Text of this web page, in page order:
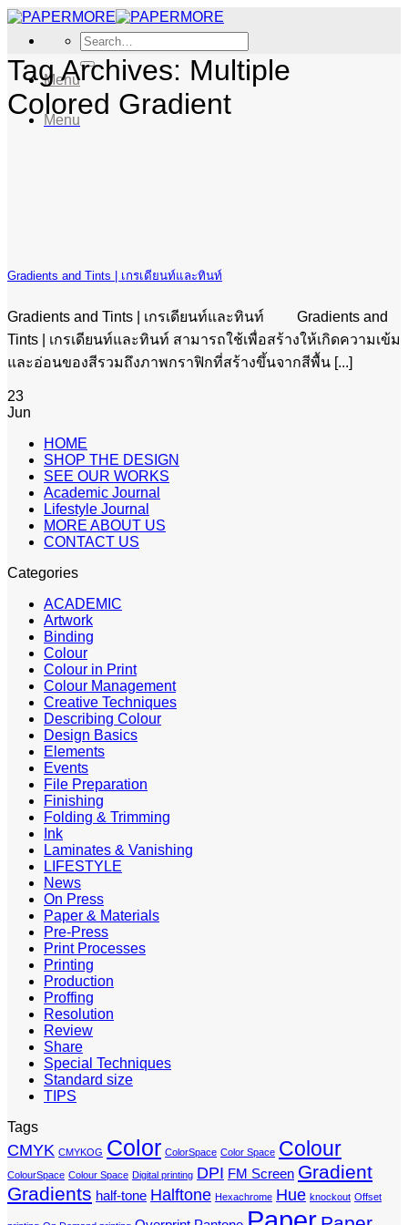
Skip
content
Search
for:
Menu
Menu
Tag Archives: Multiple
Colored Gradient
Gradients and Tints | เกรเดียนท์และทินท์
Gradients and Tints | เกรเดียนท์และทินท์ Gradients and
Tints | เกรเดียนท์และทินท์ สามารถใช้เพื่อสร้างให้เกิดความเข้ม
และอ่อนของสีรวมถึงภาพกราฟิกที่สร้างขึ้นจากสีพื้น [...]
23
Jun
HOME
SHOP THE DESIGN
SEE OUR WORKS
Academic Journal
Lifestyle Journal
MORE ABOUT US
CONTACT US
Categories
ACADEMIC
Artwork
Binding
Colour
Colour in Print
Colour Management
Creative Techniques
Describing Colour
Design Basics
Elements
Events
File Preparation
Finishing
Folding & Trimming
Ink
Laminates & Vanishing
LIFESTYLE
News
On Press
Paper & Materials
Pre-Press
Print Processes
Printing
Production
Proffing
Resolution
Review
Share
Special Techniques
Standard size
TIPS
Tags
CMYK CMYKOG Color ColorSpace Color Space Colour
ColourSpace Colour Space Digital printing DPI FM Screen Gradient
Gradients half-tone Halftone Hexachrome Hue knockout Offset